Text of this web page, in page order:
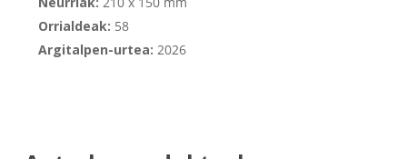
Orrialdeak: 58
Argitalpen-urtea: 2026